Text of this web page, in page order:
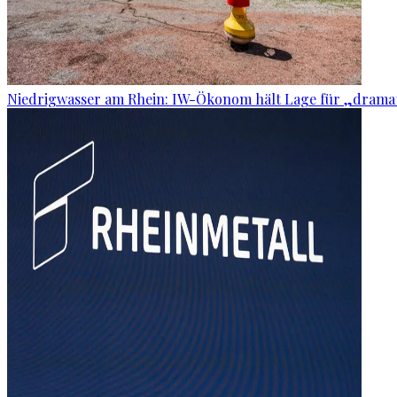
Niedrigwasser am Rhein: IW-Ökonom hält Lage für